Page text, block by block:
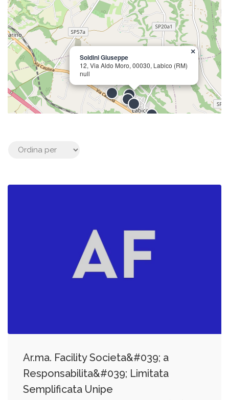
Soldini Giuseppe
12, Via Aldo Moro, 00030, Labico (RM)
null
×
Ar.ma. Facility Societa&#039; a
Responsabilita&#039; Limitata
Semplificata Unipe